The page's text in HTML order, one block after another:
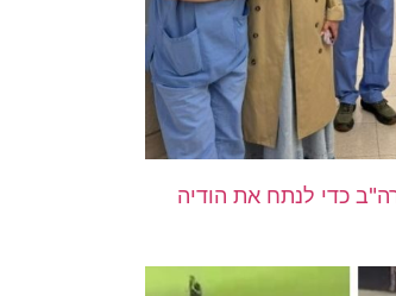
מארה"ב כדי לנתח את הודיה